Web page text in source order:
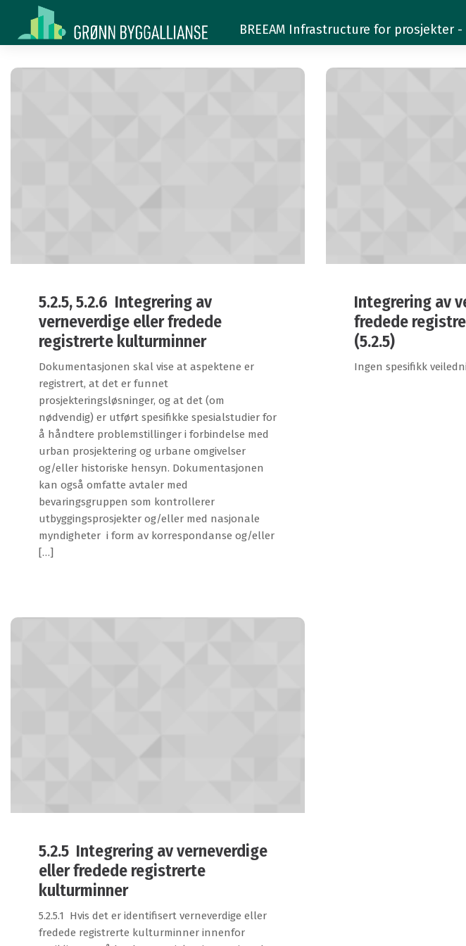
5.2.5 BREEAM Infrastructure for prosjekter -
5.2.5
5.2.5, 5.2.6 Integrering av
verneverdige eller fredede
registrerte kulturminner
Dokumentasjonen skal vise at aspektene er
registrert, at det er funnet
prosjekteringsløsninger, og at det (om
nødvendig) er utført spesifikke spesialstudier for
å håndtere problemstillinger i forbindelse med
urban prosjektering og urbane omgivelser
og/eller historiske hensyn. Dokumentasjonen
kan også omfatte avtaler med
bevaringsgruppen som kontrollerer
utbyggingsprosjekter og/eller med nasjonale
myndigheter i form av korrespondanse og/eller
[…]
Integrering av
fredede
(5.2.5)
Ingen spesifikk
5.2.5 Integrering av verneverdige
eller fredede registrerte
kulturminner
5.2.5.1 Hvis det er identifisert verneverdige eller
fredede registrerte kulturminner innenfor